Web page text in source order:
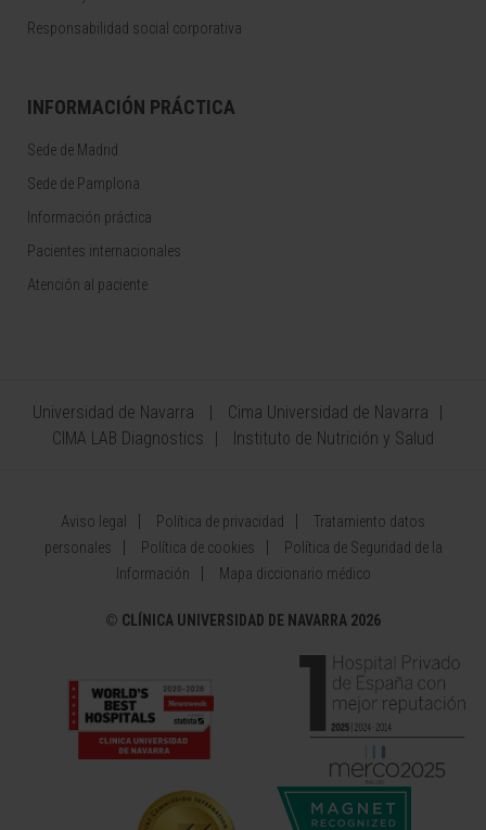
Responsabilidad social corporativa
INFORMACIÓN PRÁCTICA
Sede de Madrid
Sede de Pamplona
Información práctica
Pacientes internacionales
Atención al paciente
Universidad de Navarra
Cima Universidad de Navarra
CIMA LAB Diagnostics
Instituto de Nutrición y Salud
Aviso legal Política de privacidad
Tratamiento datos
personales
Política de cookies
Política de Seguridad de la
Información
Mapa diccionario médico
© CLÍNICA UNIVERSIDAD DE NAVARRA 2026